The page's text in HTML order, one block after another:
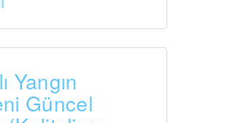
Yangın
Güncel